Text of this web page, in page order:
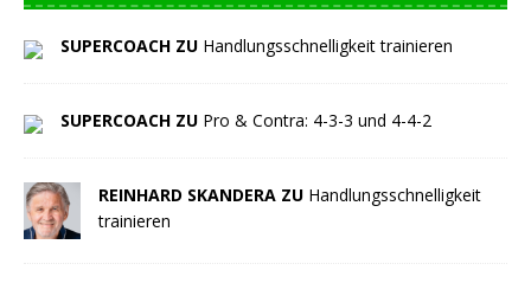
SUPERCOACH ZU Handlungsschnelligkeit trainieren
SUPERCOACH ZU Pro & Contra: 4-3-3 und 4-4-2
REINHARD SKANDERA ZU Handlungsschnelligkeit
trainieren